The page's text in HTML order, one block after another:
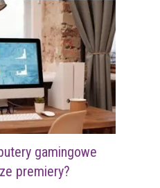
gamingowe
premiery?